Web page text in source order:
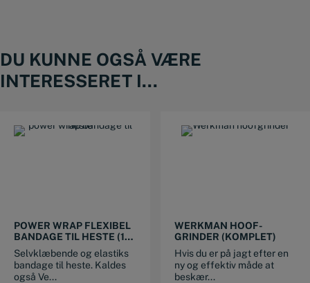
DU KUNNE OGSÅ VÆRE
INTERESSERET I...
POWER WRAP FLEXIBEL
BANDAGE TIL HESTE (10
CM X 4,5 METER)
Selvklæbende og elastiks
bandage til heste. Kaldes
også Ve...
WERKMAN HOOF-
GRINDER (KOMPLET)
Hvis du er på jagt efter en
ny og effektiv måde at
beskær...